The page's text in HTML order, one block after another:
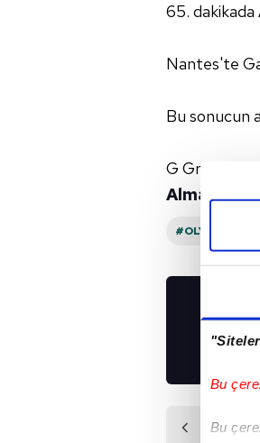
Bu
Bu
65.
Nantes'te
Bu sonucun
G Grubu'nun
Almanya
#OLYMPIAKOS